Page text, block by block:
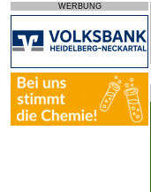
WERBUNG